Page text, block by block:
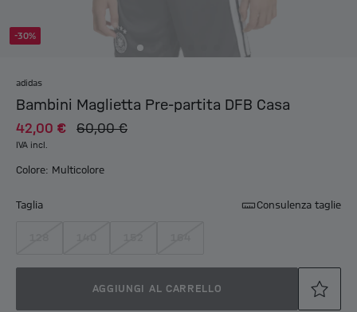
-30%
adidas
Bambini Maglietta Pre-partita DFB Casa
42,00 € 60,00 €
IVA incl.
Colore: Multicolore
Taglia Consulenza taglie
AGGIUNGI AL CARRELLO